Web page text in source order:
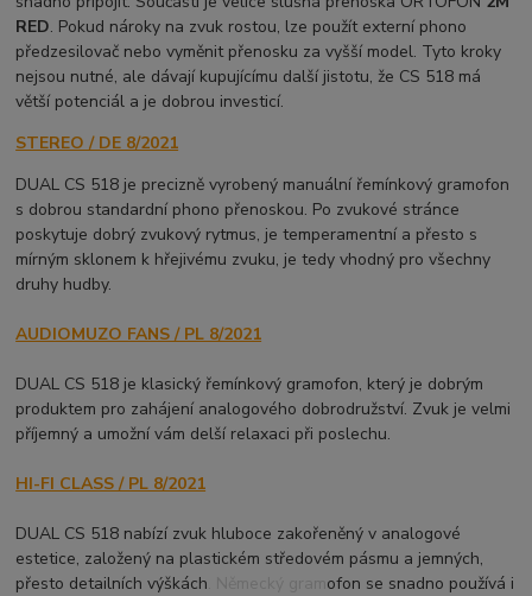
RED. Pokud nároky na zvuk rostou, lze použít externí phono
předzesilovač nebo vyměnit přenosku za vyšší model. Tyto kroky
nejsou nutné, ale dávají kupujícímu další jistotu, že CS 518 má
větší potenciál a je dobrou investicí.
STEREO / DE 8/2021
DUAL CS 518 je precizně vyrobený manuální řemínkový gramofon
s dobrou standardní phono přenoskou. Po zvukové stránce
poskytuje dobrý zvukový rytmus, je temperamentní a přesto s
mírným sklonem k hřejivému zvuku, je tedy vhodný pro všechny
druhy hudby.
AUDIOMUZO FANS / PL 8/2021
DUAL CS 518 je klasický řemínkový gramofon, který je dobrým
produktem pro zahájení analogového dobrodružství. Zvuk je velmi
příjemný a umožní vám delší relaxaci při poslechu.
HI-FI CLASS / PL 8/2021
DUAL CS 518 nabízí zvuk hluboce zakořeněný v analogové
estetice, založený na plastickém středovém pásmu a jemných,
přesto detailních výškách. Německý gramofon se snadno používá i